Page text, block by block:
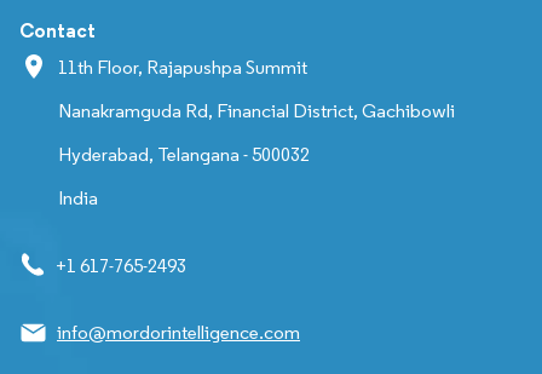
Contact
11th Floor, Rajapushpa Summit
Nanakramguda Rd, Financial District, Gachibowli
Hyderabad, Telangana - 500032
India
+1 617-765-2493
info@mordorintelligence.com